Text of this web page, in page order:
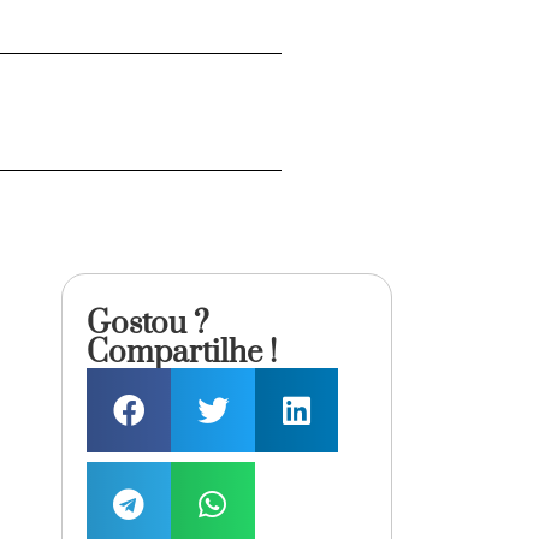
Gostou ?
Compartilhe !